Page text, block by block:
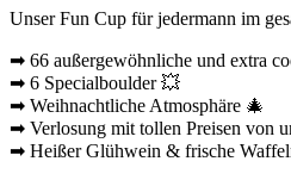
Unser Fun Cup für jedermann im
➡ 66 außergewöhnliche und extra
➡ 6 Specialboulder 💥
➡ Weihnachtliche Atmosphäre 🎄
➡ Verlosung mit tollen Preisen von
➡ Heißer Glühwein & frische